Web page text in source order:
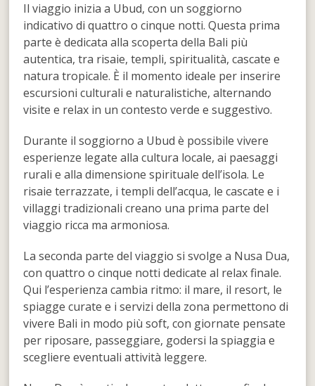
Il viaggio inizia a Ubud, con un soggiorno
indicativo di quattro o cinque notti. Questa prima
parte è dedicata alla scoperta della Bali più
autentica, tra risaie, templi, spiritualità, cascate e
natura tropicale. È il momento ideale per inserire
escursioni culturali e naturalistiche, alternando
visite e relax in un contesto verde e suggestivo.
Durante il soggiorno a Ubud è possibile vivere
esperienze legate alla cultura locale, ai paesaggi
rurali e alla dimensione spirituale dell’isola. Le
risaie terrazzate, i templi dell’acqua, le cascate e i
villaggi tradizionali creano una prima parte del
viaggio ricca ma armoniosa.
La seconda parte del viaggio si svolge a Nusa Dua,
con quattro o cinque notti dedicate al relax finale.
Qui l’esperienza cambia ritmo: il mare, il resort, le
spiagge curate e i servizi della zona permettono di
vivere Bali in modo più soft, con giornate pensate
per riposare, passeggiare, godersi la spiaggia e
scegliere eventuali attività leggere.